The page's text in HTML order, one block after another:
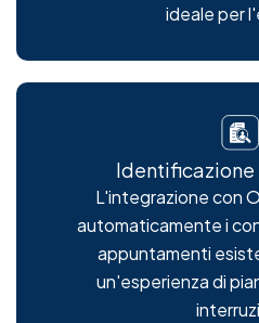
ideale per
L'integrazione con
automaticamente i
appuntamenti
un'esperienza di